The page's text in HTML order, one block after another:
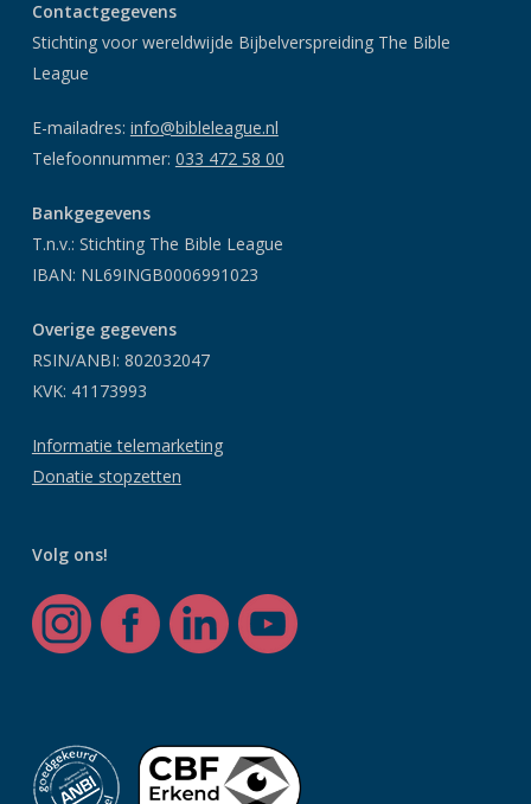
Contactgegevens
Stichting voor wereldwijde Bijbelverspreiding The Bible
League
E-mailadres: info@bibleleague.nl
Telefoonnummer: 033 472 58 00
Bankgegevens
T.n.v.: Stichting The Bible League
IBAN: NL69INGB0006991023
Overige gegevens
RSIN/ANBI: 802032047
KVK: 41173993
Informatie telemarketing
Donatie stopzetten
Volg ons!